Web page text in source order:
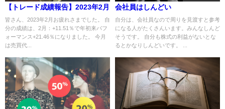
【トレード成績報告】2023年2月
皆さん、2023年2月お疲れさまでした。 自
分の成績は、2月：+11.51％で年初来パフ
ォーマンス+21.46％になりました。 今月
は売買代...
会社員はしんどい
自分は、会社員なので周りを見渡すと参考
になる人がたくさんいます。みんなしんど
そうです。 自分も株式の利益がないとな
るとかなりしんどいです。 ...